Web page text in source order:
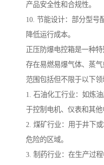
产品安全性和合规性。
10. 节能设计：部分型号
降低运行成本。
正压防爆电控箱是一种
存在易燃易爆气体、蒸
范围包括但不限于以下领
1. 石油化工行业：如炼
于控制电机、仪表和其他
2. 煤矿行业：用于井下
危险的区域。
3. 制药行业：在生产过